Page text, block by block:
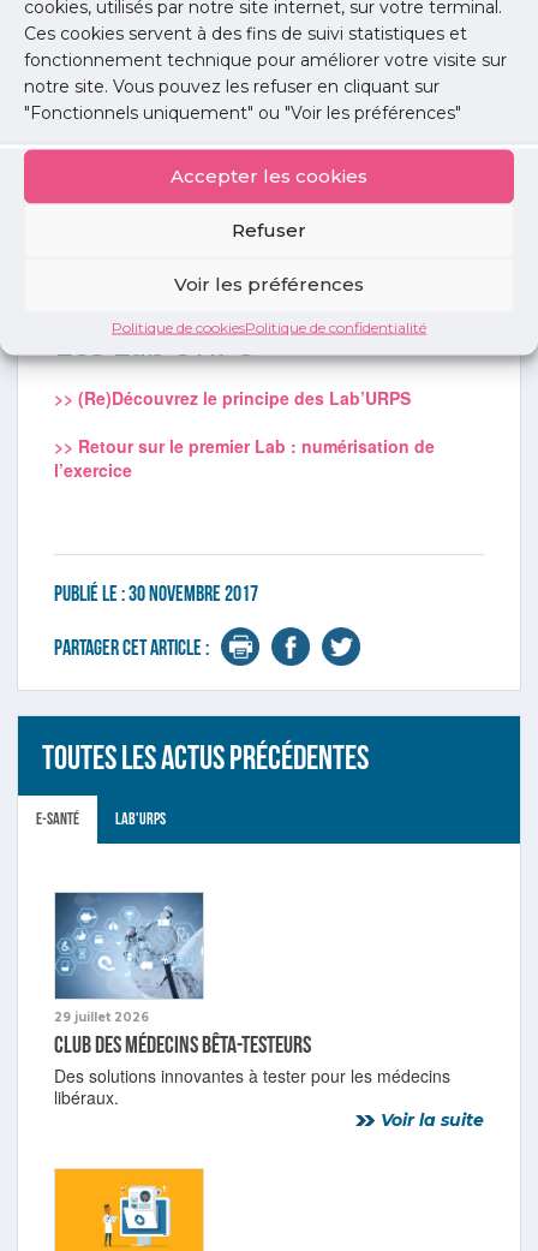
cookies, utilisés par notre site internet, sur votre terminal.
Ces cookies servent à des fins de suivi statistiques et
fonctionnement technique pour améliorer votre visite sur
notre site. Vous pouvez les refuser en cliquant sur
"Fonctionnels uniquement" ou "Voir les préférences"
Accepter les cookies
Refuser
Voir les préférences
Politique de cookiesPolitique de confidentialité
Les Lab’URPS
>> (Re)Découvrez le principe des Lab’URPS
>> Retour sur le premier Lab : numérisation de
l’exercice
Publié le :30 novembre 2017
Partager cet article :
Toutes les actus précédentes
E-santé Lab'URPS
29 juillet 2026
Club des médecins bêta-testeurs
Des solutions innovantes à tester pour les médecins
libéraux.
Voir la suite